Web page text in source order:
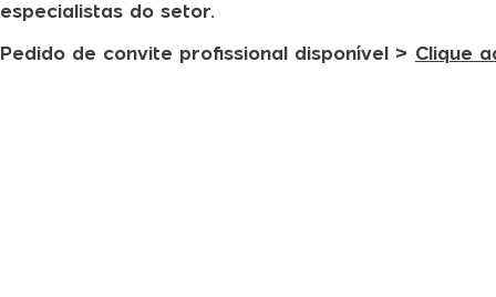
especialistas do setor.
Pedido de convite profissional disponível > Clique